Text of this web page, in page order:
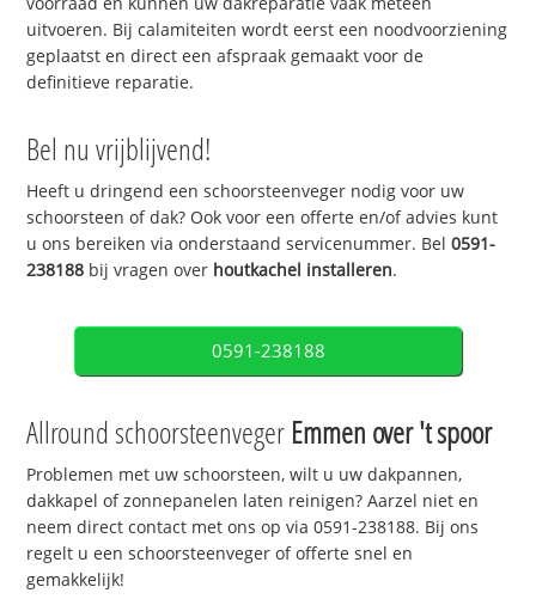
uitvoeren. Bij calamiteiten wordt eerst een noodvoorziening
geplaatst en direct een afspraak gemaakt voor de
definitieve reparatie.
Bel nu vrijblijvend!
Heeft u dringend een schoorsteenveger nodig voor uw
schoorsteen of dak? Ook voor een offerte en/of advies kunt
u ons bereiken via onderstaand servicenummer. Bel0591-
238188 bij vragen over houtkachel installeren.
0591-238188
Allround schoorsteenveger Emmen over 't spoor
Problemen met uw schoorsteen, wilt u uw dakpannen,
dakkapel of zonnepanelen laten reinigen? Aarzel niet en
neem direct contact met ons op via 0591-238188. Bij ons
regelt u een schoorsteenveger of offerte snel en
gemakkelijk!